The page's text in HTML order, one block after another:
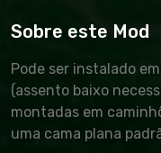
Sobre este Mod
Pode ser instalado
(assento baixo
montadas em
uma cama plana